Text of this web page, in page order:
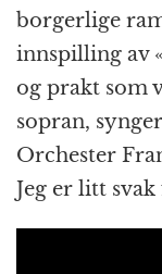
borgerlige
innspilling av
og prakt som
sopran,
Orchester
Jeg er litt